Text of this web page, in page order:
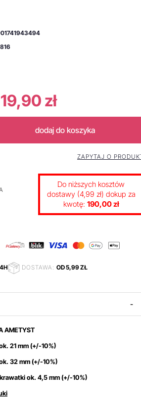
19,90 zł
dodaj do koszyka
ZAPYTAJ O
Do niższych kosztów
dostawy (4,99 zł) dokup za
kwotę: 190,00 zł
DOSTAWA: OD 5,99 ZŁ
-
AMETYST
21 mm(+/-10%)
32mm (+/-10%)
ok. 4,5 mm (+/-10%)